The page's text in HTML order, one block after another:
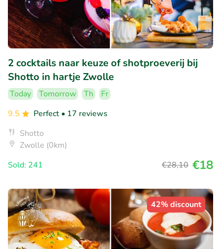
2 cocktails naar keuze of shotproeverij bij
Shotto in hartje Zwolle
Today Tomorrow Th
Fr
9.5
Perfect • 17 reviews
Shotto
Zwolle (0km)
Sold: 241
€28,10 €18
42% discount